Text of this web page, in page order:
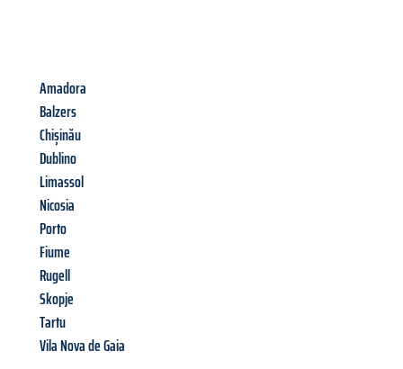
Amadora
Balzers
Chișinău
Dublino
Limassol
Nicosia
Porto
Fiume
Rugell
Skopje
Tartu
Vila Nova de Gaia